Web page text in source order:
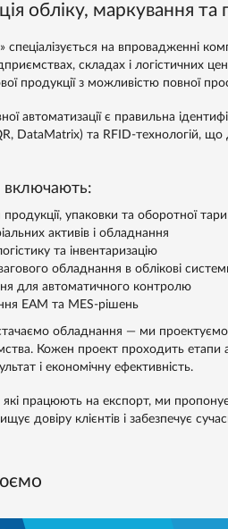
обліку, маркування та
спеціалізується на впровадженні
складах і логістичних
продукції з можливістю повної
автоматизації є правильна
DataMatrix) та RFID-технологій,
включають:
упаковки та оборотної тари
активів і обладнання
та інвентаризацію
обладнання в облікові
для автоматичного контролю
EAM та MES-рішень
обладнання — ми проектуємо
Кожен проект проходить
і економічну ефективність.
працюють на експорт, ми
довіру клієнтів і забезпечує